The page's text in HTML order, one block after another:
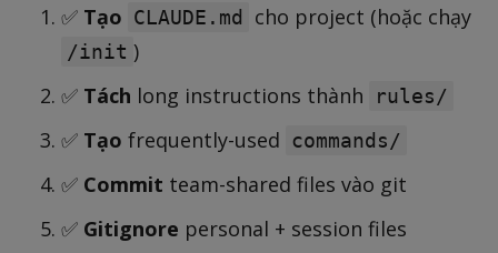
✅ Tạo CLAUDE.md cho project (hoặc chạy
/init )
✅ Tách long instructions thành rules/
✅ Tạo frequently-used commands/
✅ Commit team-shared files vào git
✅ Gitignore personal + session files